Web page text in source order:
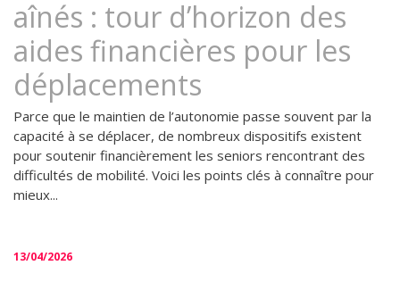
aînés : tour d’horizon des
aides financières pour les
déplacements
Parce que le maintien de l’autonomie passe souvent par la
capacité à se déplacer, de nombreux dispositifs existent
pour soutenir financièrement les seniors rencontrant des
difficultés de mobilité. Voici les points clés à connaître pour
mieux...
13/04/2026